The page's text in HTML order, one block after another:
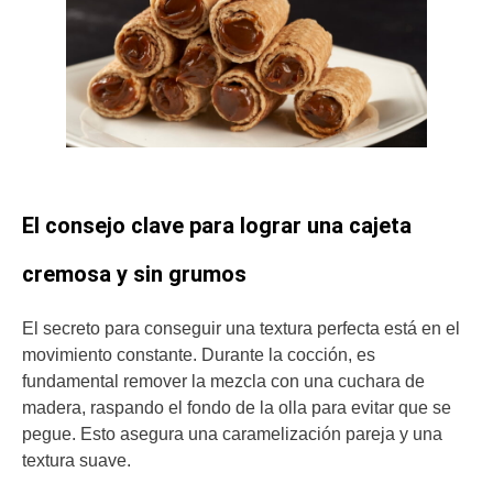
El consejo clave para lograr una cajeta
cremosa y sin grumos
El secreto para conseguir una textura perfecta está en el
movimiento constante. Durante la cocción, es
fundamental remover la mezcla con una cuchara de
madera, raspando el fondo de la olla para evitar que se
pegue. Esto asegura una caramelización pareja y una
textura suave.